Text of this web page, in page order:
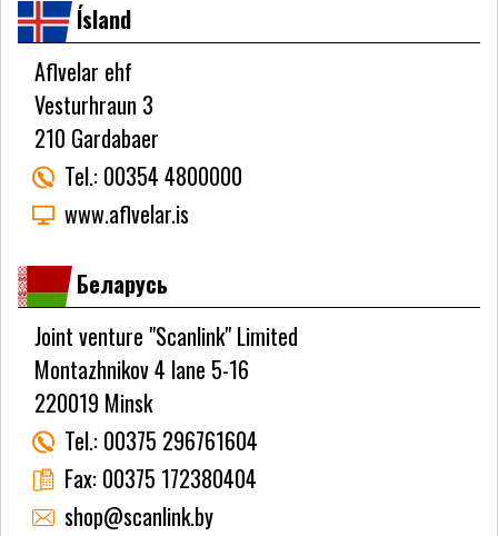
Ísland
Aflvelar ehf
Vesturhraun 3
210 Gardabaer
Tel.: 00354 4800000
www.aflvelar.is
Беларусь
Joint venture "Scanlink" Limited
Montazhnikov 4 lane 5-16
220019 Minsk
Tel.: 00375 296761604
Fax: 00375 172380404
shop@scanlink.by